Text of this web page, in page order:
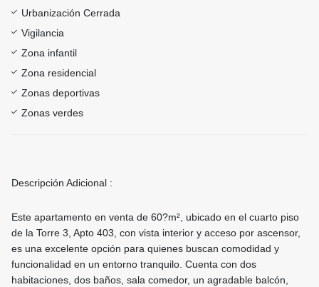
Urbanización Cerrada
Vigilancia
Zona infantil
Zona residencial
Zonas deportivas
Zonas verdes
Descripción Adicional :
Este apartamento en venta de 60?m², ubicado en el cuarto piso
de la Torre 3, Apto 403, con vista interior y acceso por ascensor,
es una excelente opción para quienes buscan comodidad y
funcionalidad en un entorno tranquilo. Cuenta con dos
habitaciones, dos baños, sala comedor, un agradable balcón,